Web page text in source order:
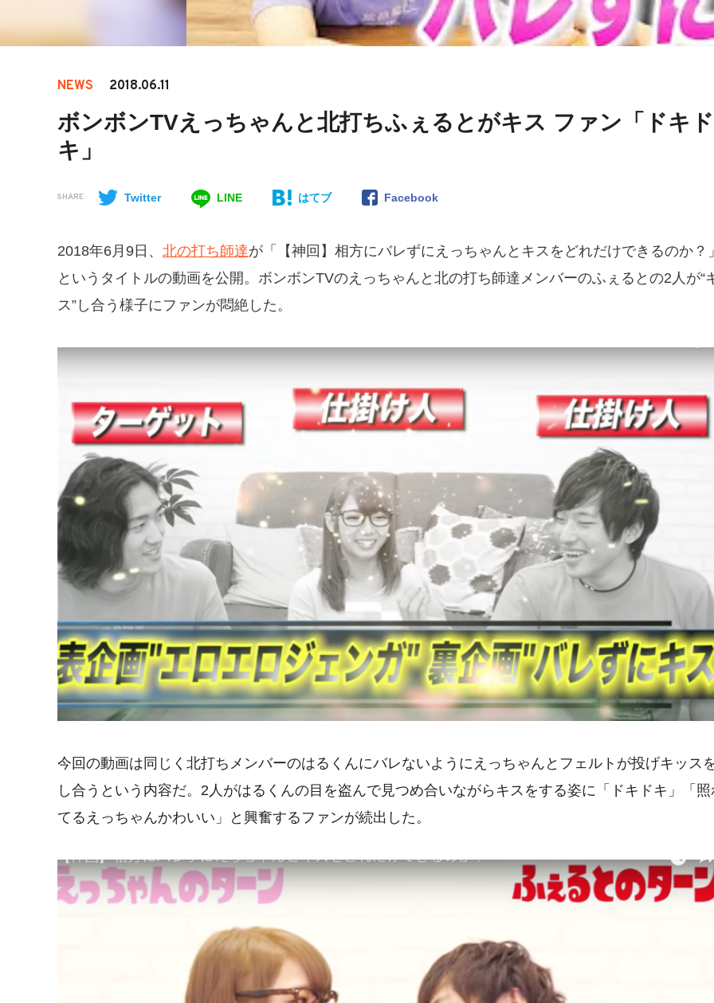
NEWS 2018.06.11
ボンボンTVえっちゃんと北打ちふぇるとがキス ファン「ドキド
キ」
SHARE Twitter LINE はてブ Facebook
2018年6月9日、 北の打ち師達が「【神回】相方にバレずにえっちゃんとキスをどれだけできるのか？
というタイトルの動画を公開。ボンボンTVのえっちゃんと北の打ち師達メンバーのふぇるとの2人が“
ス”し合う様子にファンが悶絶した。
今回の動画は同じく北打ちメンバーのはるくんにバレないようにえっちゃんとフェルトが投げキッス
し合うという内容だ。2人がはるくんの目を盗んで見つめ合いながらキスをする姿に「ドキドキ」「照
てるえっちゃんかわいい」と興奮するファンが続出した。